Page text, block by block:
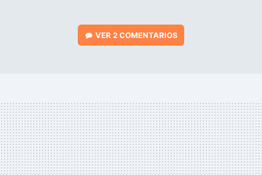
VER2 COMENTARIOS